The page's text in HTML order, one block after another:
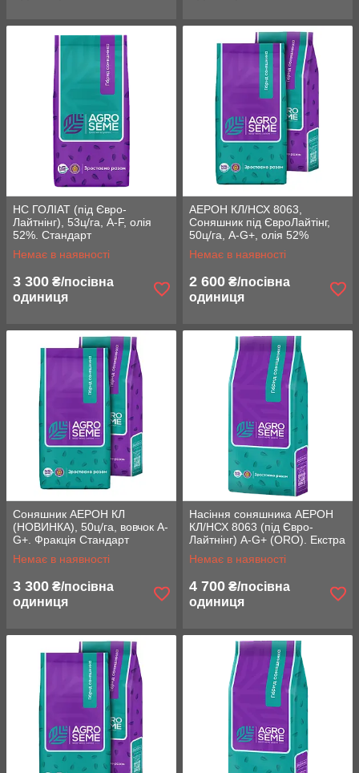
НС ГОЛІАТ (під Євро-
Лайтнінг), 53ц/га, A-F, олія
52%. Стандарт
Немає в наявності
3 300 ₴/посівна
одиниця
AЕРОН КЛ/НСХ 8063,
Соняшник під ЄвроЛайтінг,
50ц/га, A-G+, олія 52%
Немає в наявності
2 600 ₴/посівна
одиниця
Соняшник AЕРОН КЛ
(НОВИНКА), 50ц/га, вовчок A-
G+. Фракція Стандарт
Немає в наявності
3 300 ₴/посівна
одиниця
Насіння соняшника AЕРОН
КЛ/НСХ 8063 (під Євро-
Лайтнінг) A-G+ (ORO). Екстра
Плюс
Немає в наявності
4 700 ₴/посівна
одиниця